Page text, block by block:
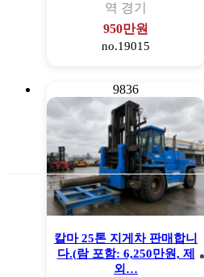
역 경기
950만원
no.19015
9836
칼마 25톤 지게차 판매합니
다.(람 포함: 6,250만원, 제
외…